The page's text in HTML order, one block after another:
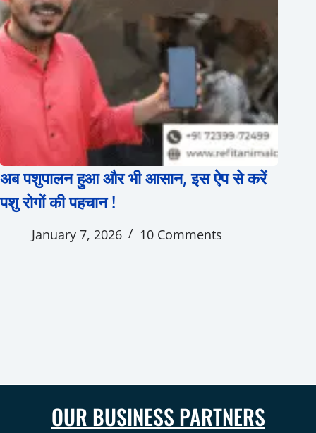
अब पशुपालन हुआ और भी आसान, इस ऐप से करें
पशु रोगों की पहचान !
January 7, 2026 10 Comments
OUR BUSINESS PARTNERS